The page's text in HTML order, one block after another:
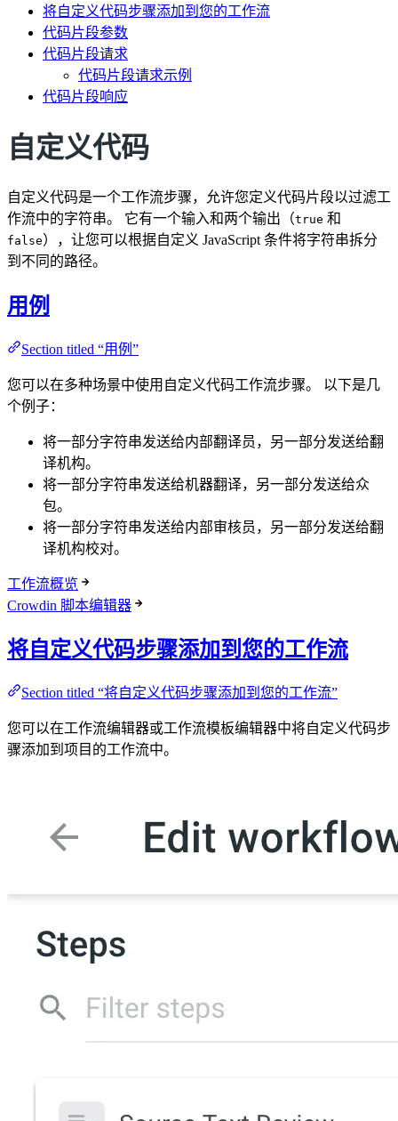
将自定义代码步骤添加到您的工作流
代码片段参数
代码片段请求
代码片段请求示例
代码片段响应
自定义代码
自定义代码是一个工作流步骤，允许您定义代码片段以过滤工
作流中的字符串。 它有一个输入和两个输出（true 和
false），让您可以根据自定义 JavaScript 条件将字符串拆分
到不同的路径。
用例
Section titled “用例”
您可以在多种场景中使用自定义代码工作流步骤。 以下是几
个例子：
将一部分字符串发送给内部翻译员，另一部分发送给翻
译机构。
将一部分字符串发送给机器翻译，另一部分发送给众
包。
将一部分字符串发送给内部审核员，另一部分发送给翻
译机构校对。
工作流概览
Crowdin 脚本编辑器
将自定义代码步骤添加到您的工作流
Section titled “将自定义代码步骤添加到您的工作流”
您可以在工作流编辑器或工作流模板编辑器中将自定义代码步
骤添加到项目的工作流中。